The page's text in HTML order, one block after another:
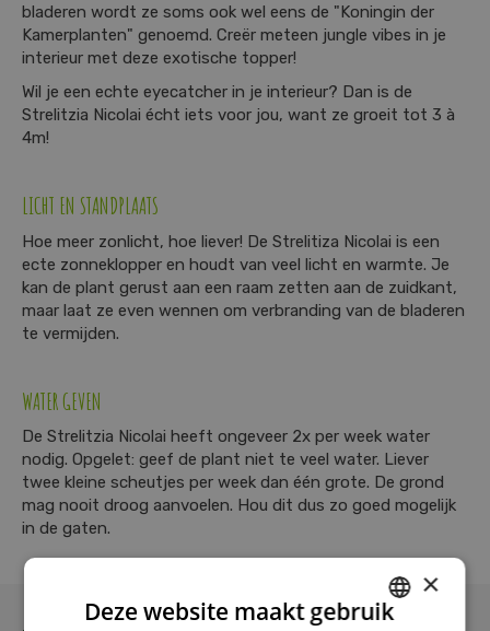
bladeren wordt ze soms ook wel eens de "Koningin der
Kamerplanten" genoemd. Creër meteen jungle vibes in je
interieur met deze exotische topper!
Wil je een echte eyecatcher in je interieur? Dan is de
Strelitzia Nicolai écht iets voor jou, want ze groeit tot 3 à
4m!
LICHT EN STANDPLAATS
Hoe meer zonlicht, hoe liever! De Strelitiza Nicolai is een
ecte zonneklopper en houdt van veel licht en warmte. Je
kan de plant gerust aan een raam zetten aan de zuidkant,
maar laat ze even wennen om verbranding van de bladeren
te vermijden.
WATER GEVEN
De Strelitzia Nicolai heeft ongeveer 2x per week water
nodig. Opgelet: geef de plant niet te veel water. Liever
twee kleine scheutjes per week dan één grote. De grond
mag nooit droog aanvoelen. Hou dit dus zo goed mogelijk
in de gaten.
×
Deze website maakt gebruik